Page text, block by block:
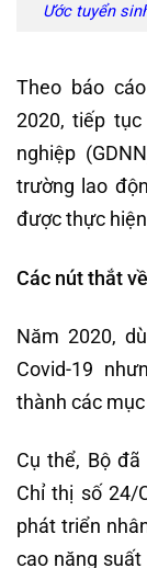
Ước tuyển
Theo báo
2020, tiếp
nghiệp
trường lao
được thực
Các nút thắt
Năm 2020,
Covid-19
thành các
Cụ thể, Bộ
Chỉ thị số 24/
phát triển
cao năng